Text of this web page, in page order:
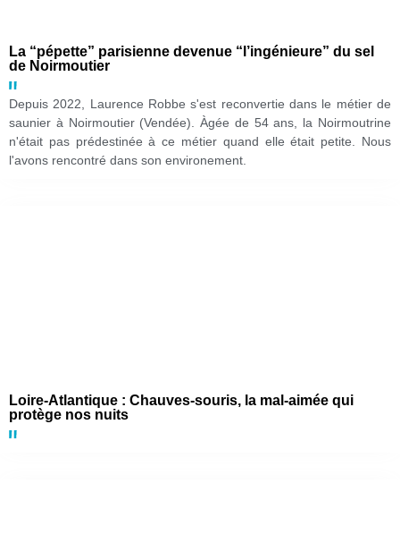
La “pépette” parisienne devenue “l’ingénieure” du sel
de Noirmoutier
Depuis 2022, Laurence Robbe s'est reconvertie dans le métier de
saunier à Noirmoutier (Vendée). Àgée de 54 ans, la Noirmoutrine
n'était pas prédestinée à ce métier quand elle était petite. Nous
l'avons rencontré dans son environement.
Loire-Atlantique : Chauves-souris, la mal-aimée qui
protège nos nuits